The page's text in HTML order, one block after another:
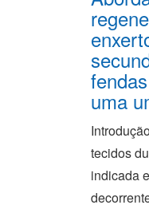
uma
tecidos
indicada